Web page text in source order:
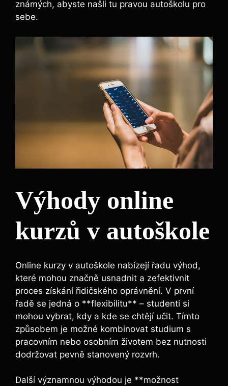
známých, abyste našli tu pravou autoškolu pro
sebe.
Výhody online
kurzů v autoškole
Online kurzy v autoškole nabízejí řadu výhod,
které mohou značně usnadnit a zefektivnit
proces získání řidičského oprávnění. V první
řadě se jedná o **flexibilitu** – studenti si
mohou vybrat, kdy a kde se chtějí učit. Tímto
způsobem je možné kombinovat studium s
pracovním nebo osobním životem bez nutnosti
dodržovat pevně stanovený rozvrh.
Další významnou výhodou je **možnost